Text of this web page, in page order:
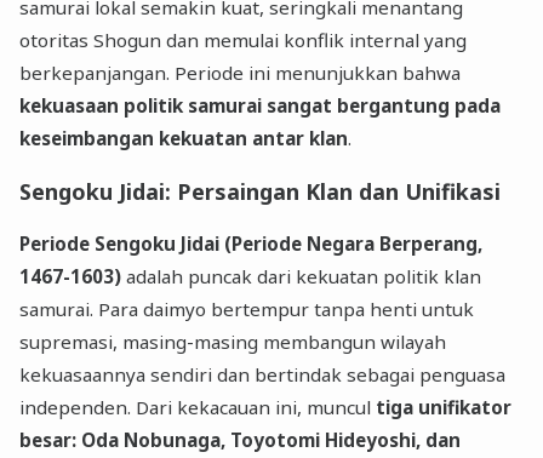
samurai lokal semakin kuat, seringkali menantang
otoritas Shogun dan memulai konflik internal yang
berkepanjangan. Periode ini menunjukkan bahwa
kekuasaan politik samurai sangat bergantung pada
keseimbangan kekuatan antar klan.
Sengoku Jidai: Persaingan Klan dan Unifikasi
Periode Sengoku Jidai (Periode Negara Berperang,
1467-1603) adalah puncak dari kekuatan politik klan
samurai. Para daimyo bertempur tanpa henti untuk
supremasi, masing-masing membangun wilayah
kekuasaannya sendiri dan bertindak sebagai penguasa
independen. Dari kekacauan ini, muncul tiga unifikator
besar: Oda Nobunaga, Toyotomi Hideyoshi, dan